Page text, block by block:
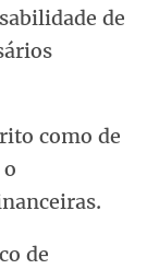
de
como de
de